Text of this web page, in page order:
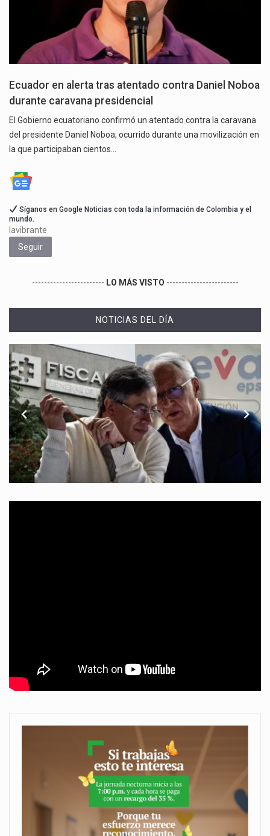
Ecuador en alerta tras atentado contra Daniel Noboa
durante caravana presidencial
El Gobierno ecuatoriano confirmó un atentado contra la caravana
del presidente Daniel Noboa, ocurrido durante una movilización en
la que participaban cientos…
Síganos en Google Noticias con toda la información de Colombia y el
mundo.
lavibrante
Seguir
------------------------ LO MÁS VISTO ------------------------
NOTICIAS DEL DÍA